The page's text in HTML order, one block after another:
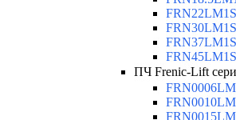
ПЧ Frenic-Lift